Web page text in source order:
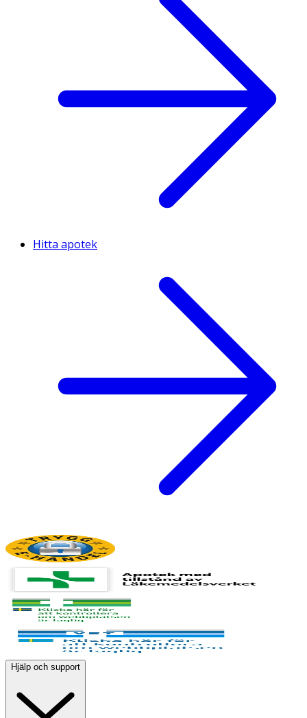
Hitta apotek
Hjälp och support